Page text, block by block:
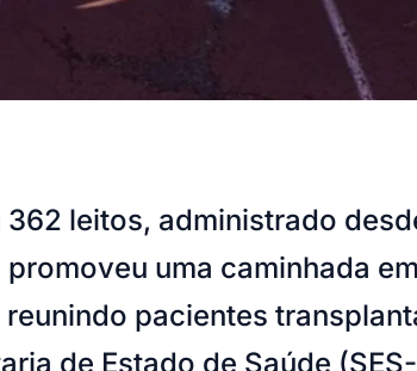
leitos, administrado
uma caminhada
pacientes
de Estado de Saúde